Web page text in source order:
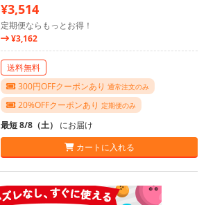
¥3,514
定期便ならもっとお得！
¥3,162
送料無料
300円OFFクーポンあり 通常注文のみ
20%OFFクーポンあり 定期便のみ
最短 8/8（土） にお届け
カートに入れる